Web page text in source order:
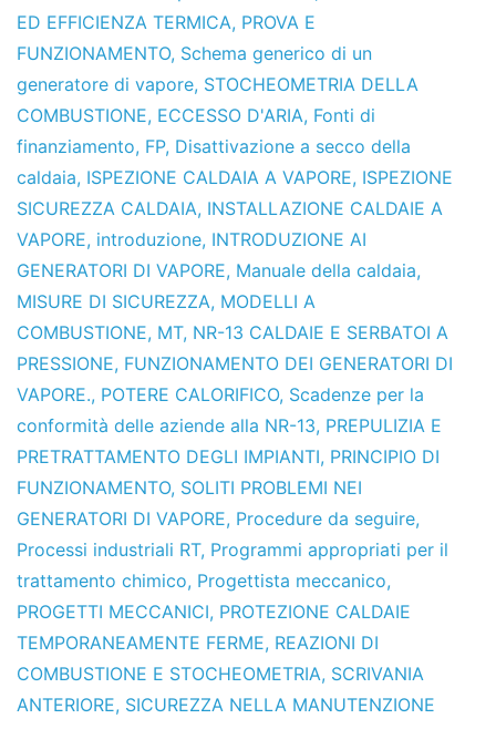
ED EFFICIENZA TERMICA, PROVA E
FUNZIONAMENTO, Schema generico di un
generatore di vapore, STOCHEOMETRIA DELLA
COMBUSTIONE, ECCESSO D'ARIA, Fonti di
finanziamento, FP, Disattivazione a secco della
caldaia, ISPEZIONE CALDAIA A VAPORE, ISPEZIONE
SICUREZZA CALDAIA, INSTALLAZIONE CALDAIE A
VAPORE, introduzione, INTRODUZIONE AI
GENERATORI DI VAPORE, Manuale della caldaia,
MISURE DI SICUREZZA, MODELLI A
COMBUSTIONE, MT, NR-13 CALDAIE E SERBATOI A
PRESSIONE, FUNZIONAMENTO DEI GENERATORI DI
VAPORE., POTERE CALORIFICO, Scadenze per la
conformità delle aziende alla NR-13, PREPULIZIA E
PRETRATTAMENTO DEGLI IMPIANTI, PRINCIPIO DI
FUNZIONAMENTO, SOLITI PROBLEMI NEI
GENERATORI DI VAPORE, Procedure da seguire,
Processi industriali RT, Programmi appropriati per il
trattamento chimico, Progettista meccanico,
PROGETTI MECCANICI, PROTEZIONE CALDAIE
TEMPORANEAMENTE FERME, REAZIONI DI
COMBUSTIONE E STOCHEOMETRIA, SCRIVANIA
ANTERIORE, SICUREZZA NELLA MANUTENZIONE